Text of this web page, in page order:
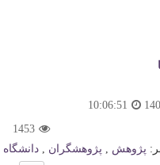
10:06:51
1453
پژوهش , پژوهشگران , دانشگاه